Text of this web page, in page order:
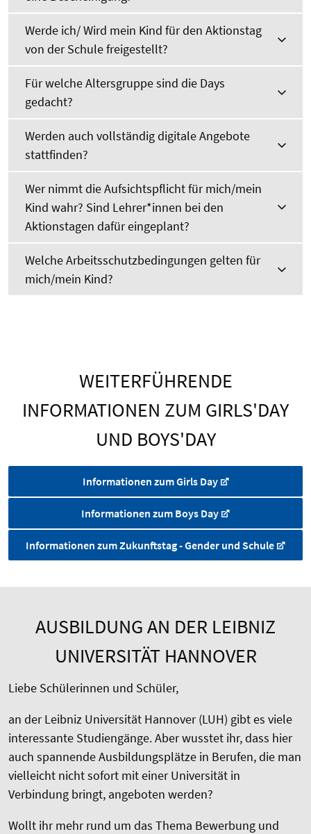
Werde ich/ Wird mein Kind für den Aktionstag
von der Schule freigestellt?
Für welche Altersgruppe sind die Days
gedacht?
Werden auch vollständig digitale Angebote
stattfinden?
Wer nimmt die Aufsichtspflicht für mich/mein
Kind wahr? Sind Lehrer*innen bei den
Aktionstagen dafür eingeplant?
Welche Arbeitsschutzbedingungen gelten für
mich/mein Kind?
WEITERFÜHRENDE
INFORMATIONEN ZUM GIRLS'DAY
UND BOYS'DAY
Informationen zum Girls Day
Informationen zum Boys Day
Informationen zum Zukunftstag - Gender und Schule
AUSBILDUNG AN DER LEIBNIZ
UNIVERSITÄT HANNOVER
Liebe Schülerinnen und Schüler,
an der Leibniz Universität Hannover (LUH) gibt es viele
interessante Studiengänge. Aber wusstet ihr, dass hier
auch spannende Ausbildungsplätze in Berufen, die man
vielleicht nicht sofort mit einer Universität in
Verbindung bringt, angeboten werden?
Wollt ihr mehr rund um das Thema Bewerbung und